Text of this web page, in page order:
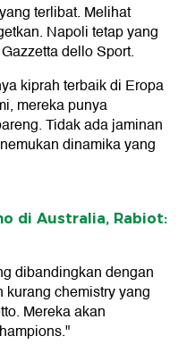
terlibat. Melihat
Napoli tetap yang
dello Sport.
kiprah terbaik di Eropa
mereka punya
Tidak ada jaminan
dinamika yang
di Australia, Rabiot:
dibandingkan dengan
chemistry yang
Mereka akan